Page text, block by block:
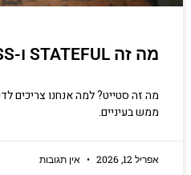
מה זה STATEFUL ו-STATELESS
מה זה סטייט? למה אנחנו צריכים
ממש בעיניים.
אפריל 12, 2026 אין תגובות